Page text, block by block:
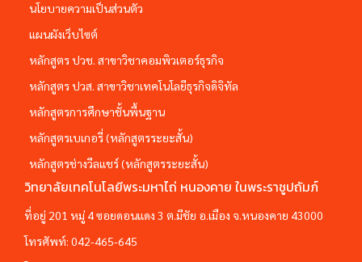
นโยบายความเป็นส่วนตัว
แผนผังเว็บไซต์
หลักสูตร ปวช. สาขาวิชาคอมพิวเตอร์ธุรกิจ
หลักสูตร ปวส. สาขาวิชาเทคโนโลยีธุรกิจดิจิทัล
หลักสูตรการศึกษาชั้นพื้นฐาน
หลักสูตรเบเกอรี่ (หลักสูตรระยะสั้น)
หลักสูตรช่างวีลแชร์ (หลักสูตรระยะสั้น)
วิทยาลัยเทคโนโลยีพระมหาไถ่ หนองคาย ในพระราชูปถัมภ์
ที่อยู่ 201 หมู่ 4 ซอยดอนแดง 3 ต.มีชัย อ.เมือง จ.หนองคาย 43000
โทรศัพท์: 042-465-645